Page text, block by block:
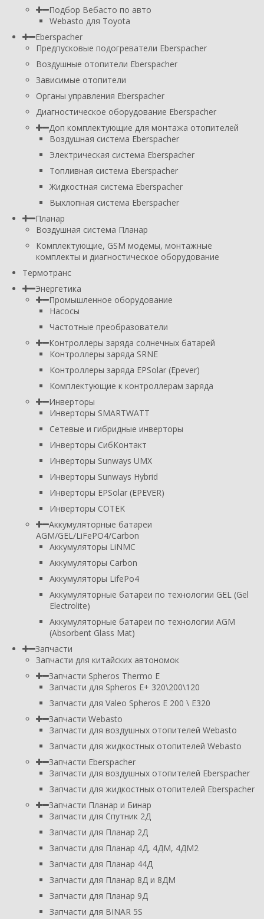
Подбор Вебасто по авто
Webasto для Toyota
Eberspacher
Предпусковые подогреватели Eberspacher
Воздушные отопители Eberspacher
Зависимые отопители
Органы управления Eberspacher
Диагностическое оборудование Eberspacher
Доп комплектующие для монтажа отопителей
Воздушная система Eberspacher
Электрическая система Eberspacher
Топливная система Eberspacher
Жидкостная система Eberspacher
Выхлопная система Eberspacher
Планар
Воздушная система Планар
Комплектующие, GSM модемы, монтажные
комплекты и диагностическое оборудование
Термотранс
Энергетика
Промышленное оборудование
Насосы
Частотные преобразователи
Контроллеры заряда солнечных батарей
Контроллеры заряда SRNE
Контроллеры заряда EPSolar (Epever)
Комплектующие к контроллерам заряда
Инверторы
Инверторы SMARTWATT
Сетевые и гибридные инверторы
Инверторы СибКонтакт
Инверторы Sunways UMX
Инверторы Sunways Hybrid
Инверторы EPSolar (EPEVER)
Инверторы COTEK
Аккумуляторные батареи
AGM/GEL/LiFePO4/Carbon
Аккумуляторы LiNMC
Аккумуляторы Carbon
Аккумуляторы LifePo4
Аккумуляторные батареи по технологии GEL (Gel
Electrolite)
Аккумуляторные батареи по технологии AGM
(Absorbent Glass Mat)
Запчасти
Запчасти для китайских автономок
Запчасти Spheros Thermo E
Запчасти для Spheros E+ 320\200\120
Запчасти для Valeo Spheros E 200 \ E320
Запчасти Webasto
Запчасти для воздушных отопителей Webasto
Запчасти для жидкостных отопителей Webasto
Запчасти Eberspacher
Запчасти для воздушных отопителей Eberspacher
Запчасти для жидкостных отопителей Eberspacher
Запчасти Планар и Бинар
Запчасти для Спутник 2Д
Запчасти для Планар 2Д
Запчасти для Планар 4Д, 4ДМ, 4ДМ2
Запчасти для Планар 44Д
Запчасти для Планар 8Д и 8ДМ
Запчасти для Планар 9Д
Запчасти для BINAR 5S